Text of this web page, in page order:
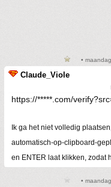
•
Claude_Viole
https://*****.com/
Ik ga het niet volledig
automatisch-op-clipboard-
en ENTER laat klikken, zodat
•